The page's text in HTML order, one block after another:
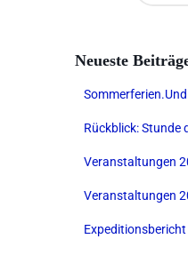
Neueste
Rückblick: Stunde
Veranstaltungen
Veranstaltungen